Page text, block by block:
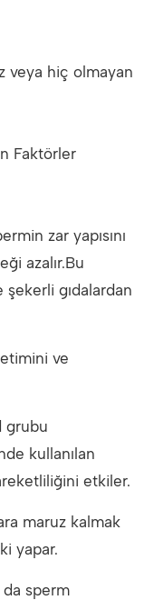
veya hiç olmayan
Faktörler
zar yapısını
azalır.Bu
şekerli gıdalardan
ve
grubu
kullanılan
etkiler.
maruz kalmak
yapar.
da sperm